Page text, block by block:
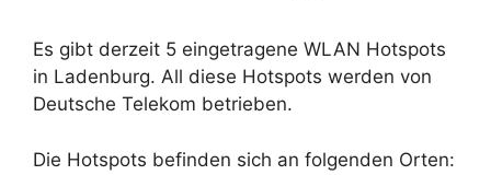
Es gibt derzeit 5 eingetragene WLAN Hotspots
in Ladenburg. All diese Hotspots werden von
Deutsche Telekom betrieben.
Die Hotspots befinden sich an folgenden Orten: